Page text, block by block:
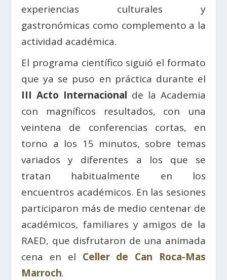
experiencias culturales y
gastronómicas como complemento a la
actividad académica.
El programa científico siguió el formato
que ya se puso en práctica durante el
III Acto Internacional de la Academia
con magníficos resultados, con una
veintena de conferencias cortas, en
torno a los 15 minutos, sobre temas
variados y diferentes a los que se
tratan habitualmente en los
encuentros académicos. En las sesiones
participaron más de medio centenar de
académicos, familiares y amigos de la
RAED, que disfrutaron de una animada
cena en el Celler de Can Roca-Mas
Marroch.